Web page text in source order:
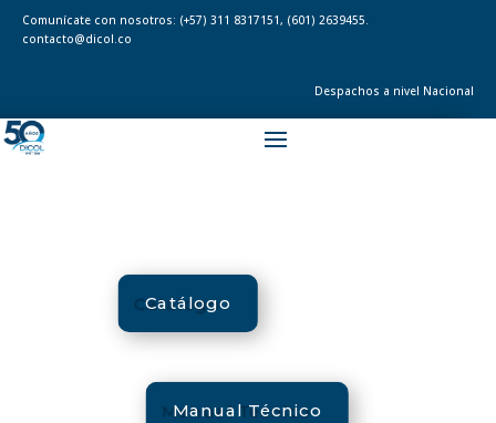
Comunícate con nosotros: (+57) 311 8317151, (601) 2639455.
contacto@dicol.co
Despachos a nivel Nacional
Catálogo
Manual Técnico